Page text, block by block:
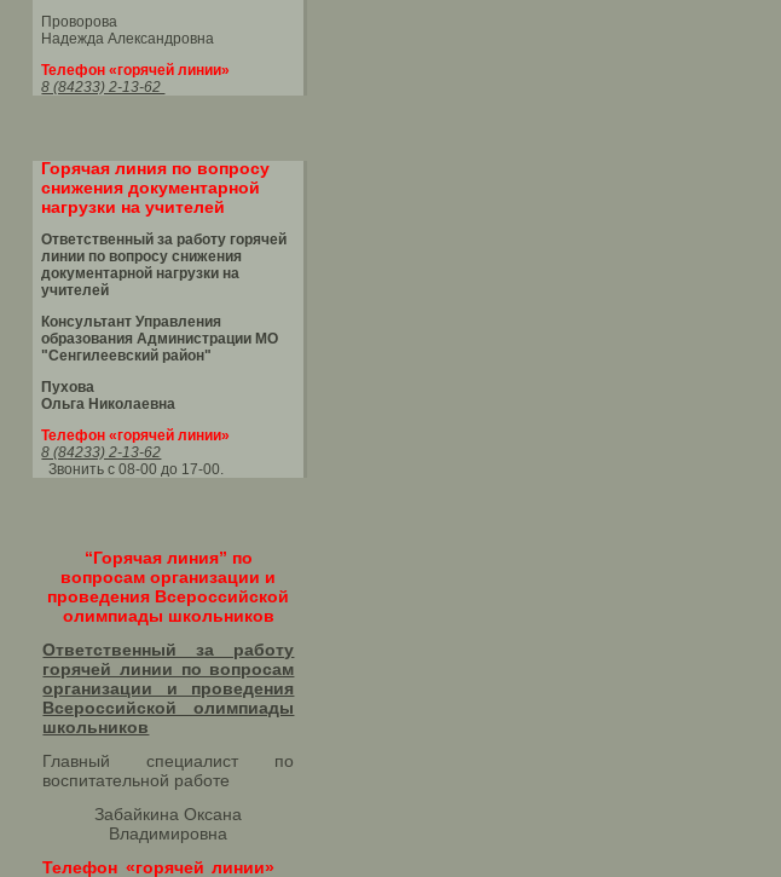
Проворова
Надежда Александровна
Телефон «горячей линии»
8 (84233) 2-13-62
Горячая линия по вопросу
снижения документарной
нагрузки на учителей
Ответственный за работу горячей
линии по вопросу снижения
документарной нагрузки на
учителей
Консультант Управления
образования Администрации МО
"Сенгилеевский район"
Пухова
Ольга Николаевна
Телефон «горячей линии»
8 (84233) 2-13-62
Звонить с 08-00 до 17-00.
“Горячая линия” по
вопросам организации и
проведения Всероссийской
олимпиады школьников
Ответственный за работу
горячей линии по вопросам
организации и проведения
Всероссийской олимпиады
школьников​
Главный специалист по
воспитательной работе
Забайкина Оксана
Владимировна
Телефон «горячей линии»